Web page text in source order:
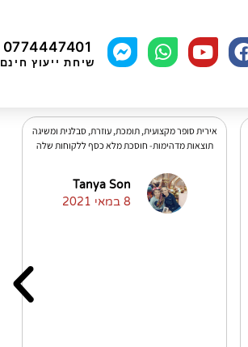
0774447401
שיחת ייעוץ חינם
אירית סופר מקצועית, תומכת, עוזרת, סבלנית ומשיגה
תוצאות מדהימות- חוסכת מלא כסף ללקוחות שלה
Tanya Son
8 במאי 2021